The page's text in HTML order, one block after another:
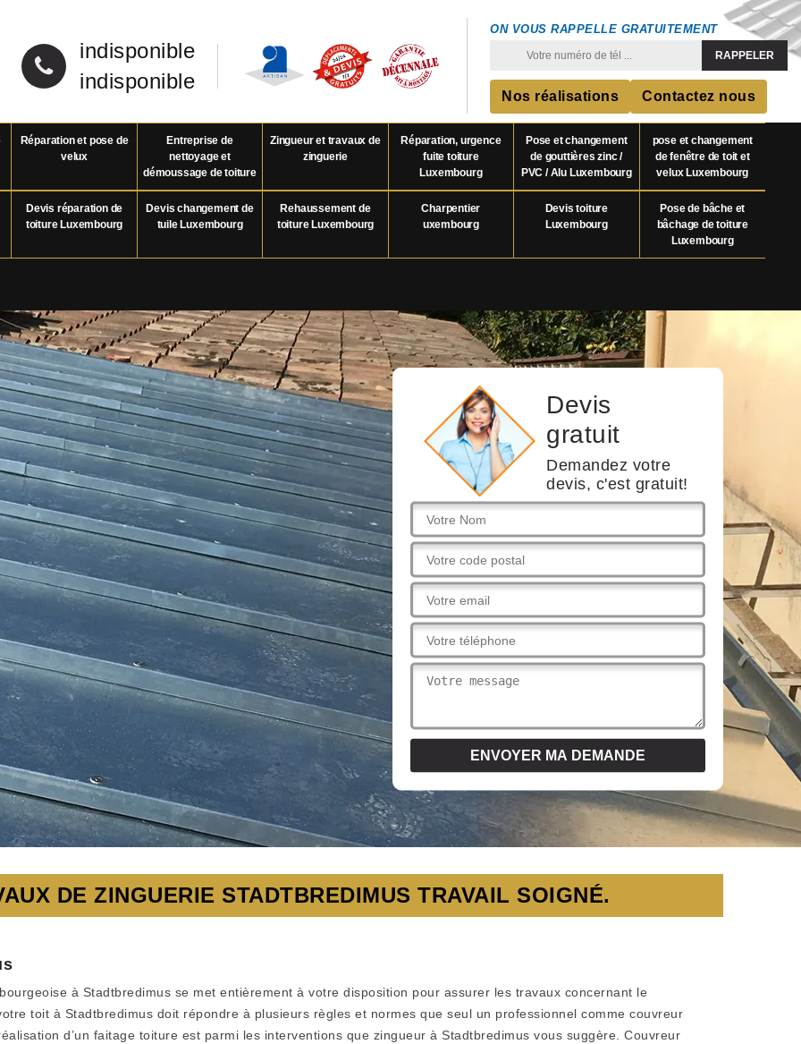
indisponible
indisponible
ON VOUS RAPPELLE GRATUITEMENT
Nos réalisations Contactez nous
Réparation et pose de
velux
Entreprise de
nettoyage et
démoussage de toiture
Zingueur et travaux de
zinguerie
Réparation, urgence
fuite toiture
Luxembourg
Pose et changement
de gouttières zinc /
PVC / Alu Luxembourg
pose et changement
de fenêtre de toit et
velux Luxembourg
Devis réparation de
toiture Luxembourg
Devis changement de
tuile Luxembourg
Rehaussement de
toiture Luxembourg
Charpentier
uxembourg
Devis toiture
Luxembourg
Pose de bâche et
bâchage de toiture
Luxembourg
Devis
gratuit
Demandez votre
devis, c'est gratuit!
DE ZINGUERIE STADTBREDIMUS TRAVAIL SOIGNÉ.
à Stadtbredimus se met entièrement à votre disposition pour assurer les travaux concernant le
toit à Stadtbredimus doit répondre à plusieurs règles et normes que seul un professionnel comme couvreur
d’un faitage toiture est parmi les interventions que zingueur à Stadtbredimus vous suggère. Couvreur